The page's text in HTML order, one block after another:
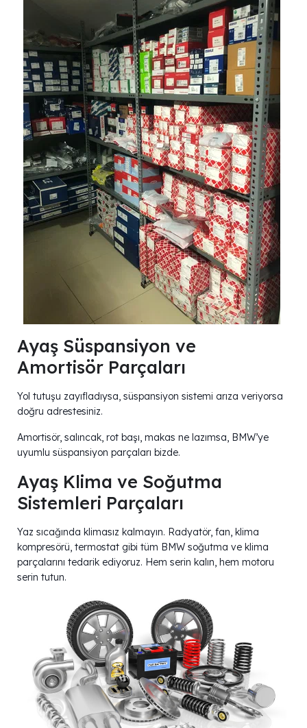
Ayaş Süspansiyon ve
Amortisör Parçaları
Yol tutuşu zayıfladıysa, süspansiyon sistemi arıza veriyorsa
doğru adrestesiniz.
Amortisör, salıncak, rot başı, makas ne lazımsa, BMW’ye
uyumlu süspansiyon parçaları bizde.
Ayaş Klima ve Soğutma
Sistemleri Parçaları
Yaz sıcağında klimasız kalmayın. Radyatör, fan, klima
kompresörü, termostat gibi tüm BMW soğutma ve klima
parçalarını tedarik ediyoruz. Hem serin kalın, hem motoru
serin tutun.